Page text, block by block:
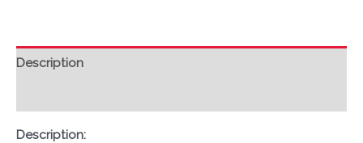
Description
Description: